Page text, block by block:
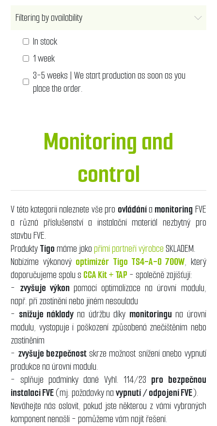
Filtering by availability
In stock
1 week
3-5 weeks | We start production as soon as you
place the order.
Monitoring and
control
V této kategorii naleznete vše pro ovládánía monitoring FVE
a různá příslušenství a instalační materiál nezbytný pro
stavbu FVE.
ProduktyTigomáme jakopřímí partneři výrobceSKLADEM.
Nabízíme výkonový optimizér Tigo TS4-A-O 700W, který
doporučujeme spolu s CCA Kit + TAP - společně zajišťují:
- zvyšuje výkon pomocí optimalizace na úrovni modulu,
např. při zastínění nebo jiném nesouladu
- snižuje náklady na údržbu díky monitoringu na úrovni
modulu, vystopuje i poškození způsobená znečištěním nebo
zastíněním
- zvyšuje bezpečnostskrze možnost snížení anebo vypnutí
produkce na úrovni modulu.
- splňuje podmínky dané Vyhl. 114/23 pro bezpečnou
instalaci FVE(mj. požadavky navypnutí / odpojení FVE).
Neváhejte nás oslovit, pokud jste některou z vámi vybraných
komponent nenašli - pomůžeme vám najít řešení.